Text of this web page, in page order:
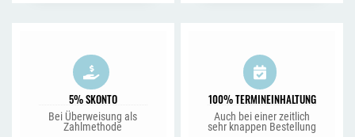
5% SKONTO
Bei Überweisung als
Zahlmethode
100% TERMINEINHALTUNG
Auch bei einer zeitlich
sehr knappen Bestellung